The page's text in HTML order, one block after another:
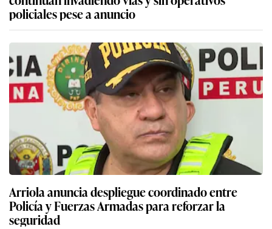
policiales pese a anuncio
Arriola anuncia despliegue coordinado entre
Policía y Fuerzas Armadas para reforzar la
seguridad